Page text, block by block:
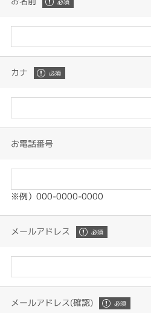
カナ
お電話番号
※例）000-0000-0000
メールアドレス
メールアドレス(確認)